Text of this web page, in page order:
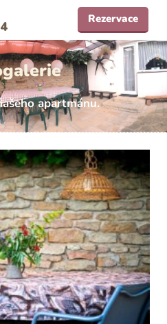
Rezervace
apartmánu.